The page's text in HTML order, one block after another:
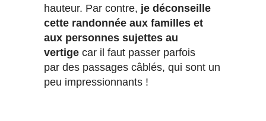
hauteur. Par contre, je déconseille
cette randonnée aux familles et
aux personnes sujettes au
vertige car il faut passer parfois
par des passages câblés, qui sont un
peu impressionnants !